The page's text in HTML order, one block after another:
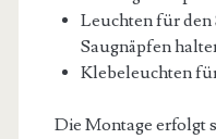
Leuchten für den
Saugnäpfen
Klebeleuchten
Die Montage erfolgt